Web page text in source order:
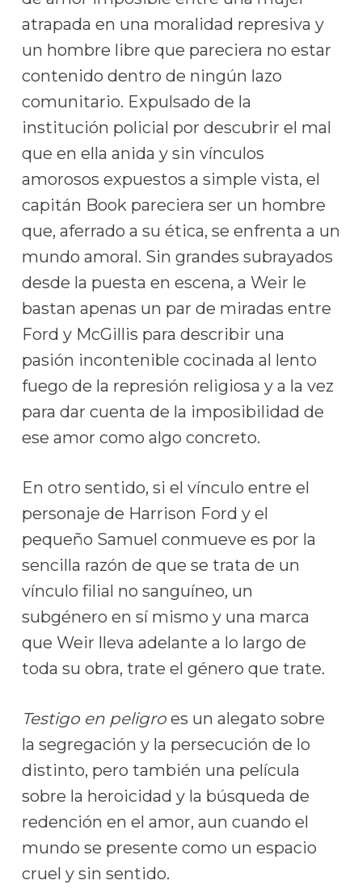
atrapada en una moralidad represiva y
un hombre libre que pareciera no estar
contenido dentro de ningún lazo
comunitario. Expulsado de la
institución policial por descubrir el mal
que en ella anida y sin vínculos
amorosos expuestos a simple vista, el
capitán Book pareciera ser un hombre
que, aferrado a su ética, se enfrenta a un
mundo amoral. Sin grandes subrayados
desde la puesta en escena, a Weir le
bastan apenas un par de miradas entre
Ford y McGillis para describir una
pasión incontenible cocinada al lento
fuego de la represión religiosa y a la vez
para dar cuenta de la imposibilidad de
ese amor como algo concreto.
En otro sentido, si el vínculo entre el
personaje de Harrison Ford y el
pequeño Samuel conmueve es por la
sencilla razón de que se trata de un
vínculo filial no sanguíneo, un
subgénero en sí mismo y una marca
que Weir lleva adelante a lo largo de
toda su obra, trate el género que trate.
Testigo en peligroes un alegato sobre
la segregación y la persecución de lo
distinto, pero también una película
sobre la heroicidad y la búsqueda de
redención en el amor, aun cuando el
mundo se presente como un espacio
cruel y sin sentido.